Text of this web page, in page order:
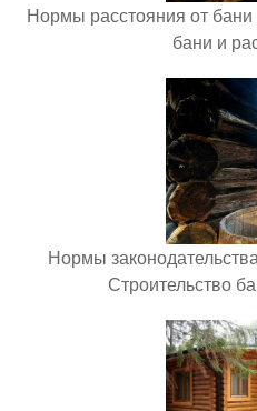
Нормы расстояния от бани
бани и
Нормы
Строительство